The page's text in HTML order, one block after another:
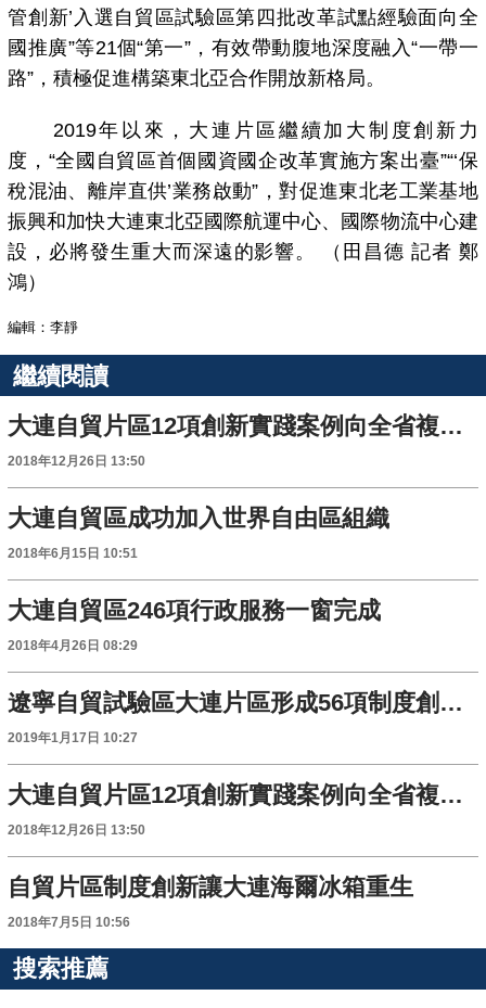
管創新’入選自貿區試驗區第四批改革試點經驗面向全
國推廣”等21個“第一”，有效帶動腹地深度融入“一帶一
路”，積極促進構築東北亞合作開放新格局。
2019年以來，大連片區繼續加大制度創新力
度，“全國自貿區首個國資國企改革實施方案出臺”“‘保
稅混油、離岸直供’業務啟動”，對促進東北老工業基地
振興和加快大連東北亞國際航運中心、國際物流中心建
設，必將發生重大而深遠的影響。 （田昌德 記者 鄭
鴻）
編輯：李靜
繼續閱讀
大連自貿片區12項創新實踐案例向全省複製推廣
2018年12月26日 13:50
大連自貿區成功加入世界自由區組織
2018年6月15日 10:51
大連自貿區246項行政服務一窗完成
2018年4月26日 08:29
遼寧自貿試驗區大連片區形成56項制度創新案例
2019年1月17日 10:27
大連自貿片區12項創新實踐案例向全省複製推廣
2018年12月26日 13:50
自貿片區制度創新讓大連海爾冰箱重生
2018年7月5日 10:56
搜索推薦